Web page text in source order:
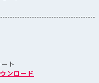
ト
ンロード